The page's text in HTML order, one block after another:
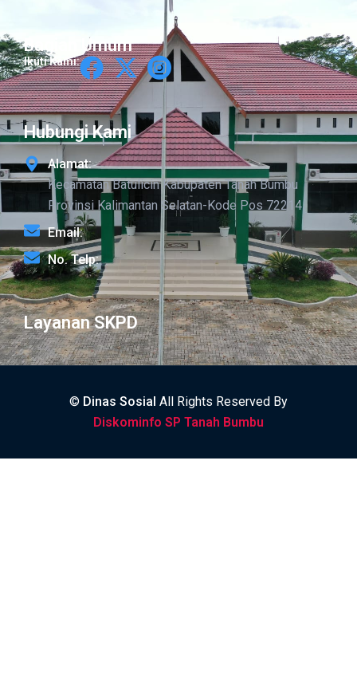
Bagian Umum
Ikuti Kami:
Hubungi Kami
Alamat:
Kecamatan Batulicin Kabupaten Tanah Bumbu
Provinsi Kalimantan Selatan-Kode Pos 72214
Email:
No. Telp:
Layanan SKPD
© Dinas Sosial All Rights Reserved By
Diskominfo SP Tanah Bumbu